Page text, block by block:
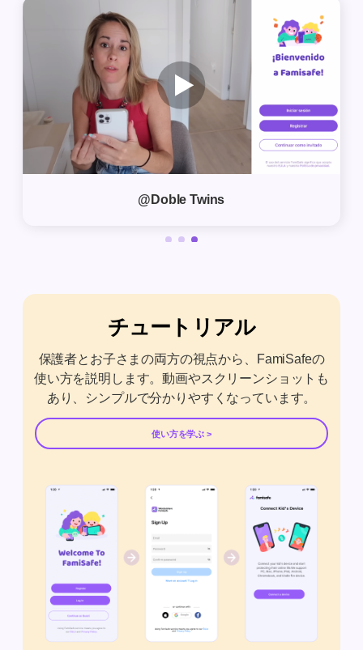
@Doble Twins
チュートリアル
保護者とお子さまの両方の視点から、FamiSafeの
使い方を説明します。動画やスクリーンショットも
あり、シンプルで分かりやすくなっています。
使い方を学ぶ >